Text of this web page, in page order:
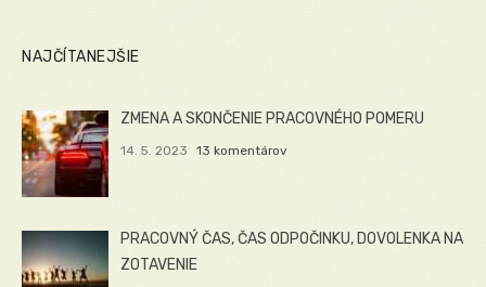
NAJČÍTANEJŠIE
ZMENA A SKONČENIE PRACOVNÉHO POMERU
14. 5. 2023 13 komentárov
PRACOVNÝ ČAS, ČAS ODPOČINKU, DOVOLENKA NA
ZOTAVENIE